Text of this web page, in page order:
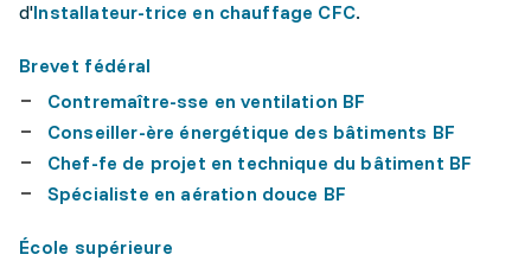
d'Installateur-trice en chauffage CFC.
Brevet fédéral
Contremaître-sse en ventilation BF
Conseiller-ère énergétique des bâtiments BF
Chef-fe de projet en technique du bâtiment BF
Spécialiste en aération douce BF
École supérieure